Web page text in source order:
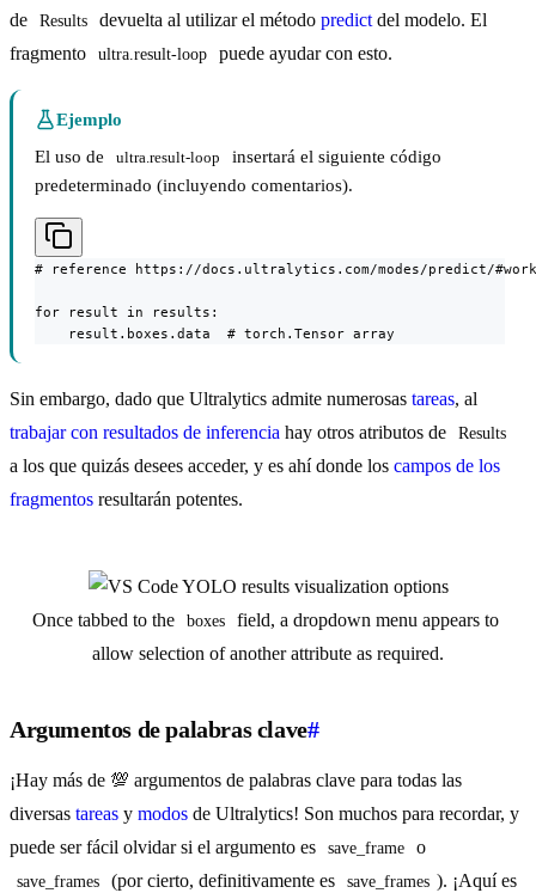
de
Results devuelta al utilizar el método predict del modelo. El
fragmento
ultra.result-loop puede ayudar con esto.
Ejemplo
El uso de
ultra.result-loop
insertará el siguiente código
predeterminado (incluyendo comentarios).
# reference https://docs.ultralytics.com/modes/predict/
for result in results:
    result.boxes.data  # torch.Tensor array
Sin embargo, dado que Ultralytics admite numerosas tareas, al
trabajar con resultados de inferencia hay otros atributos de Results
a los que quizás desees acceder, y es ahí donde los campos de los
fragmentos resultarán potentes.
Once tabbed to the boxes
field, a dropdown menu appears to
allow selection of another attribute as required.
Argumentos de palabras clave#
¡Hay más de 💯 argumentos de palabras clave para todas las
diversas tareas y modos de Ultralytics! Son muchos para recordar, y
puede ser fácil olvidar si el argumento es
save_frame o
save_frames (por cierto, definitivamente es save_frames ). ¡Aquí es